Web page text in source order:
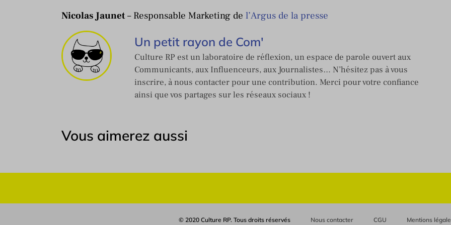
Nicolas Jaunet– Responsable Marketing de l’Argus de la presse
Un petit rayon de Com'
Culture RP est un laboratoire de réflexion, un espace de parole ouvert aux
Communicants, aux Influenceurs, aux Journalistes… N’hésitez pas à vous
inscrire, à nous contacter pour une contribution. Merci pour votre confiance
ainsi que vos partages sur les réseaux sociaux !
Vous aimerez aussi
© 2020 Culture RP. Tous droits réservés Nous contacter CGU Mentions